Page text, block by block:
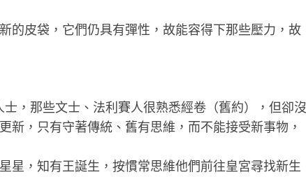
的皮袋，它們仍具有彈性，故能容得下那些壓力，故
，那些文士、法利賽人很熟悉經卷（舊約），但卻沒
新，只有守著傳統、舊有思維，而不能接受新事物，
星，知有王誕生，按慣常思維他們前往皇宮尋找新生